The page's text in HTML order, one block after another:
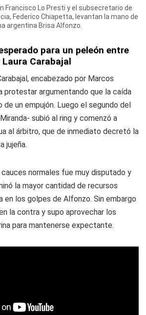
Francisco Lo Presti y el subsecretario de
Federico Chiapetta, levantan la mano de
argentina Brisa Alfonzo.
para un peleón entre
Carabajal
encabezado por Marcos
protestar argumentando que la caída
de un empujón. Luego el segundo del
subió al ring y comenzó a
al árbitro, que de inmediato decretó la
jujeña.
normales fue muy disputado y
la mayor cantidad de recursos
en los golpes de Alfonzo. Sin embargo
la contra y supo aprovechar los
para mantenerse expectante.